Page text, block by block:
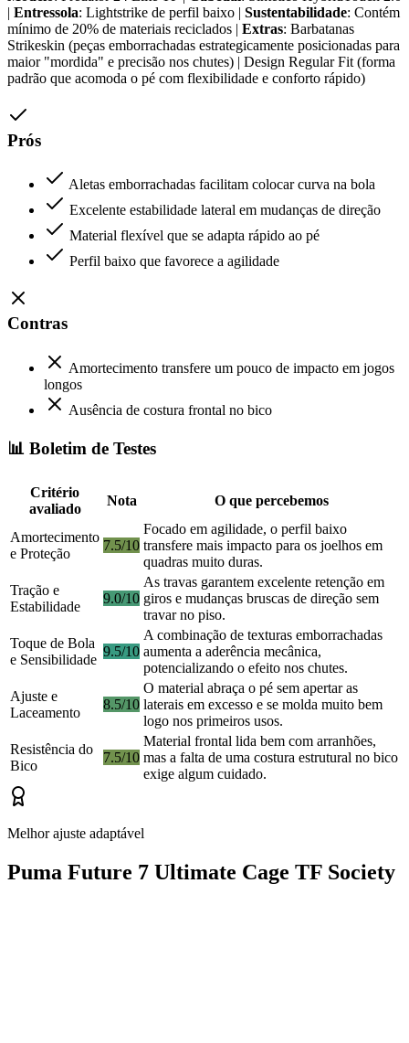
| Entressola: Lightstrike de perfil baixo | Sustentabilidade: Contém
mínimo de 20% de materiais reciclados | Extras: Barbatanas
Strikeskin (peças emborrachadas estrategicamente posicionadas para
maior "mordida" e precisão nos chutes) | Design Regular Fit (forma
padrão que acomoda o pé com flexibilidade e conforto rápido)
Prós
Aletas emborrachadas facilitam colocar curva na bola
Excelente estabilidade lateral em mudanças de direção
Material flexível que se adapta rápido ao pé
Perfil baixo que favorece a agilidade
Contras
Amortecimento transfere um pouco de impacto em jogos
longos
Ausência de costura frontal no bico
📊 Boletim de Testes
Critério
avaliado
Nota O que percebemos
Amortecimento
e Proteção
7.5/10
Focado em agilidade, o perfil baixo
transfere mais impacto para os joelhos em
quadras muito duras.
Tração e
Estabilidade
9.0/10
As travas garantem excelente retenção em
giros e mudanças bruscas de direção sem
travar no piso.
Toque de Bola
e Sensibilidade
9.5/10
A combinação de texturas emborrachadas
aumenta a aderência mecânica,
potencializando o efeito nos chutes.
Ajuste e
Laceamento
8.5/10
O material abraça o pé sem apertar as
laterais em excesso e se molda muito bem
logo nos primeiros usos.
Resistência do
Bico
7.5/10
Material frontal lida bem com arranhões,
mas a falta de uma costura estrutural no bico
exige algum cuidado.
Melhor ajuste adaptável
Puma Future 7 Ultimate Cage TF Society